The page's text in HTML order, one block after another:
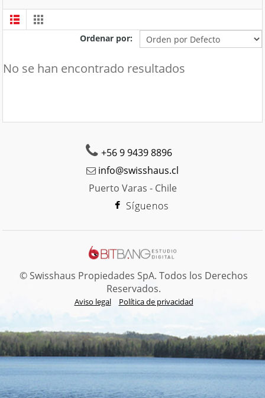
Ordenar por:
No se han encontrado resultados
info@swisshaus.cl
+56 9 9439 8896
Puerto Varas - Chile
Síguenos
© Swisshaus Propiedades SpA. Todos los Derechos
Reservados.
Aviso legal Política de privacidad